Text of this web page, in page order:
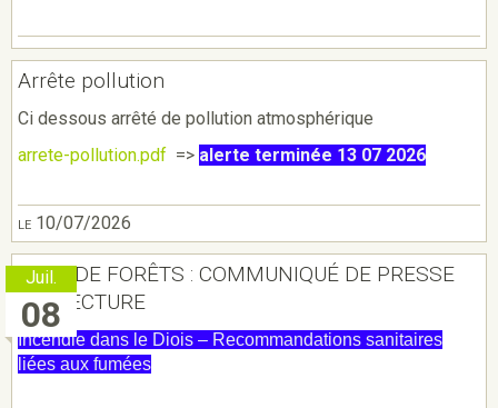
Arrête pollution
le 10/07/2026
Ci dessous arrêté de pollution atmosphérique
arrete-pollution.pdf => alerte terminée 13 07 2026
08
Juil.
FEUX DE FORÊTS : COMMUNIQUÉ DE PRESSE
PRÉFECTURE
Incendie dans le Diois – Recommandations sanitaires
liées aux fumées